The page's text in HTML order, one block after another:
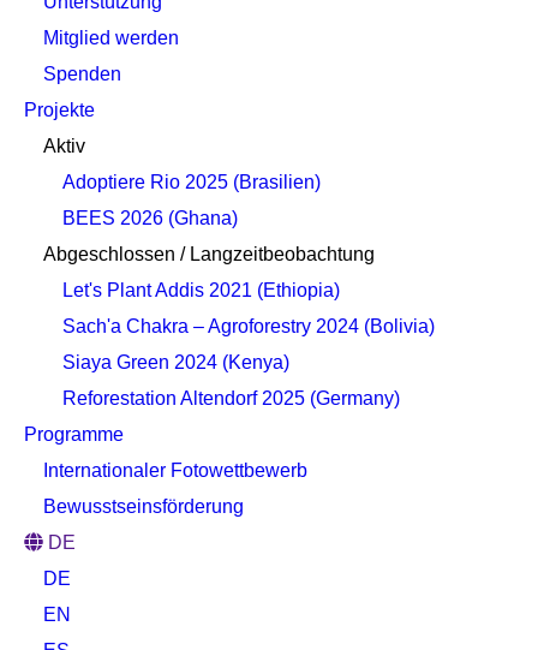
Mitglied werden
Spenden
Projekte
Aktiv
Adoptiere Rio 2025 (Brasilien)
BEES 2026 (Ghana)
Abgeschlossen / Langzeitbeobachtung
Let's Plant Addis 2021 (Ethiopia)
Sach'a Chakra – Agroforestry 2024 (Bolivia)
Siaya Green 2024 (Kenya)
Reforestation Altendorf 2025 (Germany)
Programme
Internationaler Fotowettbewerb
Bewusstseinsförderung
DE
DE
EN